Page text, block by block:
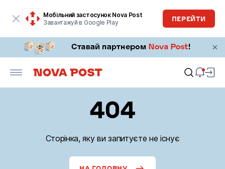
Мобільний застосунок Nova Post
Завантажуй в Google Play
ПЕРЕЙТИ
404
Сторінка, яку ви запитуєте не існує